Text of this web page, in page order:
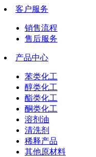
客户服务
销售流程
售后服务
产品中心
苯类化工
醇类化工
酯类化工
酮类化工
溶剂油
清洗剂
稀释产品
其他原材料